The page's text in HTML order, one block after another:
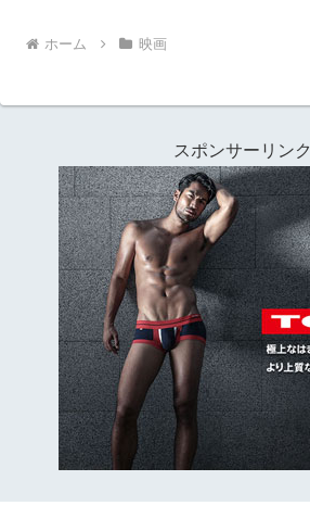
ホーム 映画
スポンサーリンク